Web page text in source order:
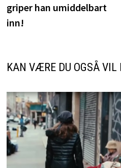
griper han umiddelbart
inn!
KAN VÆRE DU OGSÅ VIL